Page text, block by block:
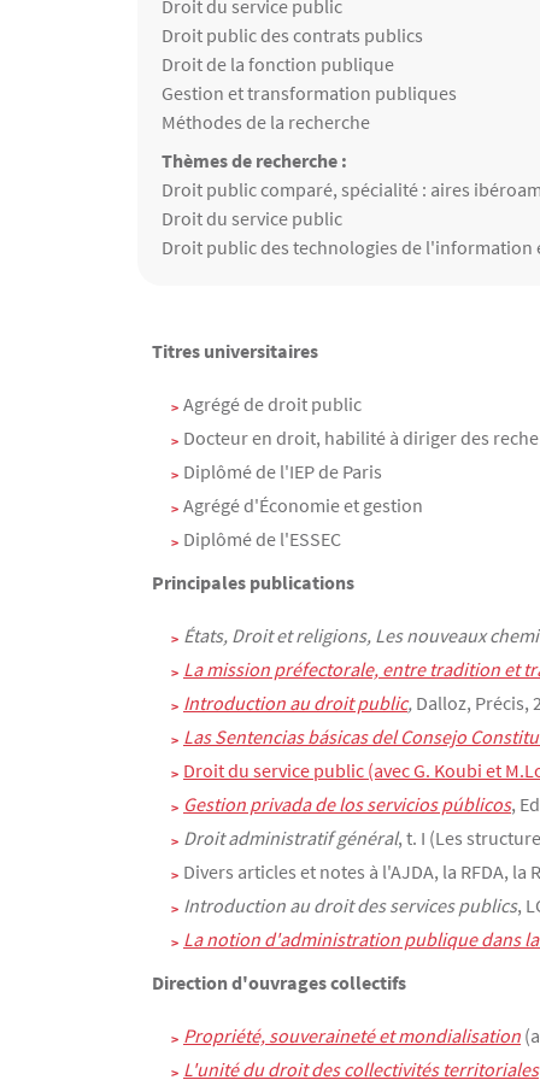
Matières enseignées
Droit du service public
Droit public des contrats publics
Droit de la fonction publique
Gestion et transformation publiques
Méthodes de la recherche
Thèmes de recherche :
Thèmes de recherche
Droit public comparé, spécialité : aires
Droit du service public
Droit public des technologies de l'information
Contenu
Texte
Titres universitaires
Agrégé de droit public
Docteur en droit, habilité à diriger des
Diplômé de l'IEP de Paris
Agrégé d'Économie et gestion
Diplômé de l'ESSEC
Principales publications
États, Droit et religions, Les nouveaux
La mission préfectorale, entre tradition et
Introduction au droit public, Dalloz, Précis,
Las Sentencias básicas del Consejo
Droit du service public (avec G. Koubi et
Gestion privada de los servicios públicos,
Droit administratif général, t. I (Les
Divers articles et notes à l'AJDA, la RFDA, la
Introduction au droit des services publics,
La notion d'administration publique dans
Direction d'ouvrages collectifs
Propriété, souveraineté et mondialisation
L'unité du droit des collectivités territoriales